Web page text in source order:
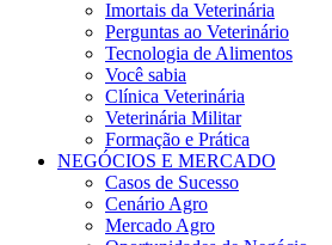
Imortais da Veterinária
Perguntas ao Veterinário
Tecnologia de Alimentos
Você sabia
Clínica Veterinária
Veterinária Militar
Formação e Prática
NEGÓCIOS E MERCADO
Casos de Sucesso
Cenário Agro
Mercado Agro